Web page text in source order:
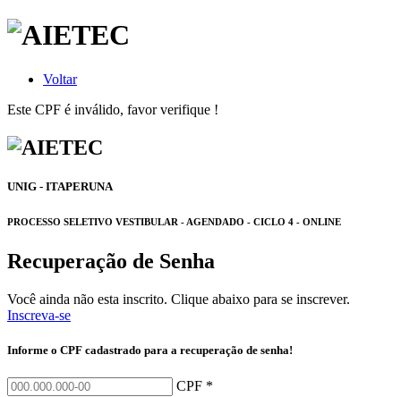
Voltar
Este CPF é inválido, favor verifique !
UNIG - ITAPERUNA
PROCESSO SELETIVO VESTIBULAR - AGENDADO - CICLO 4 - ONLINE
Recuperação de Senha
Você ainda não esta inscrito. Clique abaixo para se inscrever.
Inscreva-se
Informe o CPF cadastrado para a recuperação de senha!
CPF *